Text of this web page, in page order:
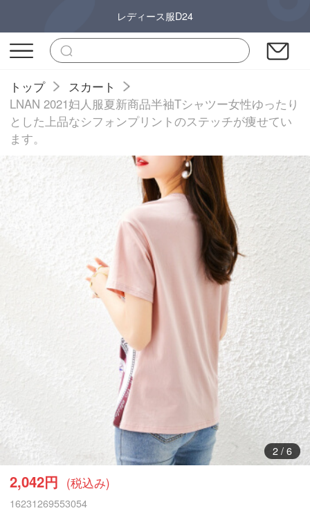
レディース服D24
トップ
スカート
LNAN 2021妇人服夏新商品半袖Tシャツー女性ゆったり
とした上品なシフォンプリントのステッチが痩せてい
ます。
3/ 6
2,042円 (税込み)
16231269553054